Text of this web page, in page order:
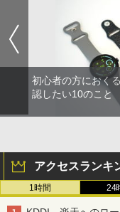
初心者の方におく
認したい10のこと
アクセスランキ
1時間 24